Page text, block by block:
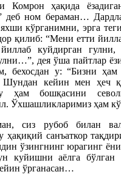
Комрон ҳақида
деб ном бераман…
кўрганимни, эрга
қилиб: “Мени етти
куйдирган
дея ўша пайтлар
бехосдан у: “Бизни ҳам
кейин мен ҳеч
у ҳам бошқасини
Ўхшашликларимиз ҳам
сиз рубоб билан
санъаткор
ўзингнинг юрагинг
куйишни аёлга бўлган
ўрганасан…